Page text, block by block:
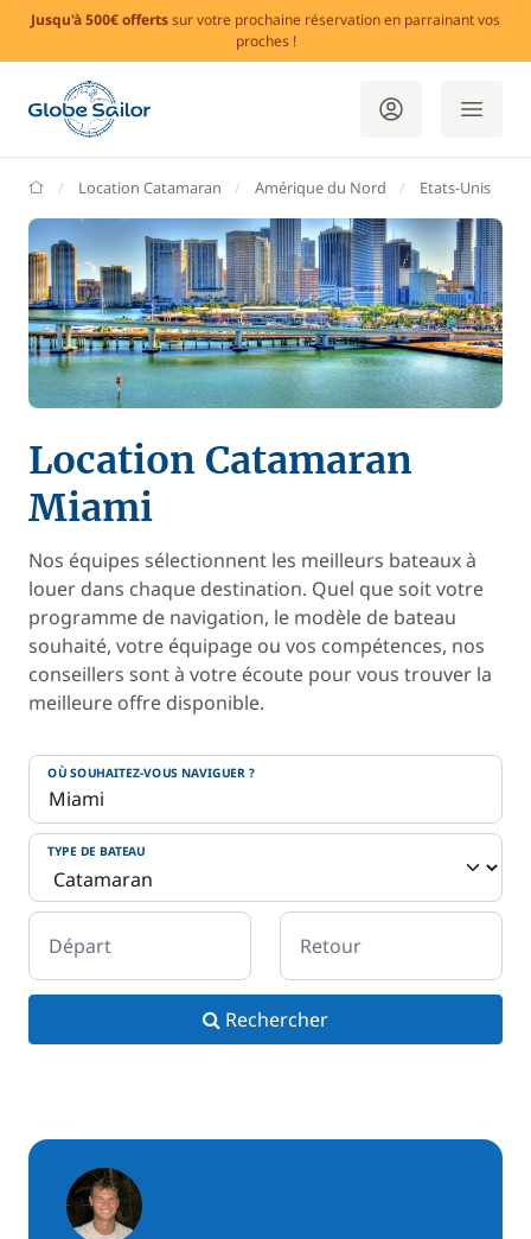
Jusqu'à 500€ offertssur votre prochaine réservation en parrainant vos
proches !
GlobeSailor
Location Catamaran Amérique du Nord Etats-Unis
Location Catamaran
Miami
Nos équipes sélectionnent les meilleurs bateaux à
louer dans chaque destination. Quel que soit votre
programme de navigation, le modèle de bateau
souhaité, votre équipage ou vos compétences, nos
conseillers sont à votre écoute pour vous trouver la
meilleure offre disponible.
OÙ SOUHAITEZ-VOUS NAVIGUER ?
TYPE DE BATEAU
Départ Retour
Rechercher